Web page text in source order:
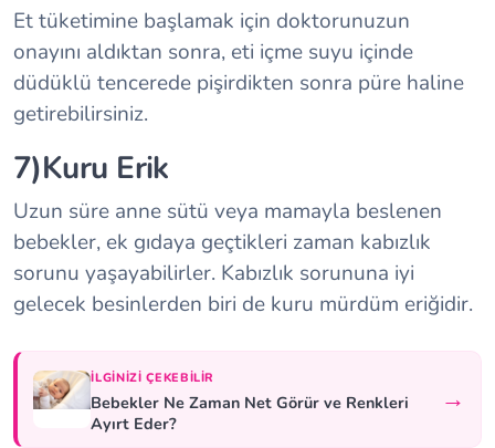
Et tüketimine başlamak için doktorunuzun
onayını aldıktan sonra, eti içme suyu içinde
düdüklü tencerede pişirdikten sonra püre haline
getirebilirsiniz.
7)Kuru Erik
Uzun süre anne sütü veya mamayla beslenen
bebekler, ek gıdaya geçtikleri zaman kabızlık
sorunu yaşayabilirler. Kabızlık sorununa iyi
gelecek besinlerden biri de kuru mürdüm eriğidir.
İLGINIZI ÇEKEBILIR
Bebekler Ne Zaman Net Görür ve Renkleri
Ayırt Eder?
→